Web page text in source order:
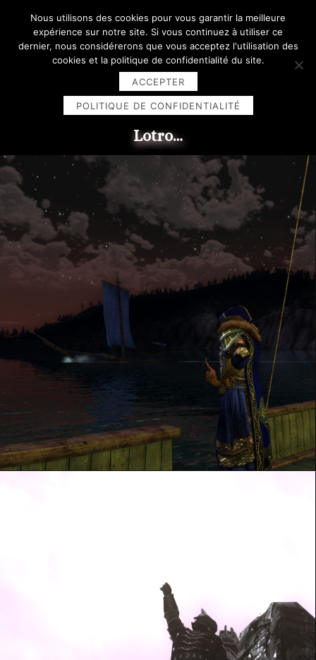
Ou comment se fondre dans l'univers de
Lotro…
Catégorie :
Au
combat
L’héritage du Nord
Il n’y a plus d’espoir
Nous utilisons des cookies pour vous garantir la meilleure
expérience sur notre site. Si vous continuez à utiliser ce
dernier, nous considérerons que vous acceptez l'utilisation des
cookies et la politique de confidentialité du site.
ACCEPTER
POLITIQUE DE CONFIDENTIALITÉ